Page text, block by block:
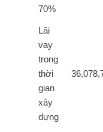
70%
Lãi
vay
trong
thời
gian
xây
dựng